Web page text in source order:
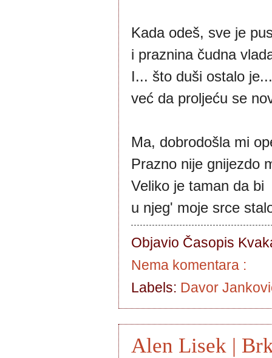
Kada odeš, sve je
i praznina čudna
I... što duši ostalo je...
već da proljeću se
Ma, dobrodošla mi
Prazno nije gnijezdo
Veliko je taman da bi
u njeg' moje srce
Objavio Časopis
Nema komentara :
Labels: Davor
Alen Lisek |